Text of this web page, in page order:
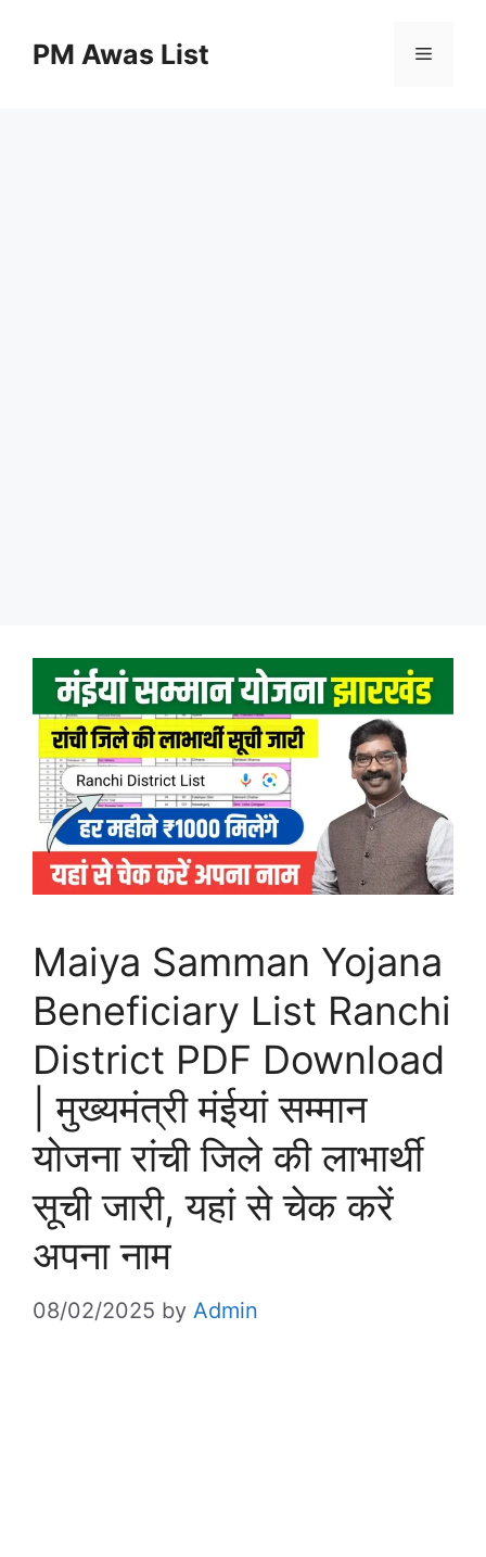
PM Awas List Menu
Maiya Samman Yojana
Beneficiary List Ranchi
District PDF Download
| मुख्यमंत्री मंईयां सम्मान
योजना रांची जिले की लाभार्थी
सूची जारी, यहां से चेक करें
अपना नाम
08/02/2025 by Admin